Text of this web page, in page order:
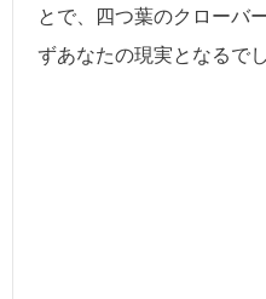
とで、四つ葉のクローバ
ずあなたの現実となるでし